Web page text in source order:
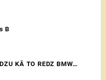
dāvana raudzībās un
B
€
KĀ TO REDZ BMW